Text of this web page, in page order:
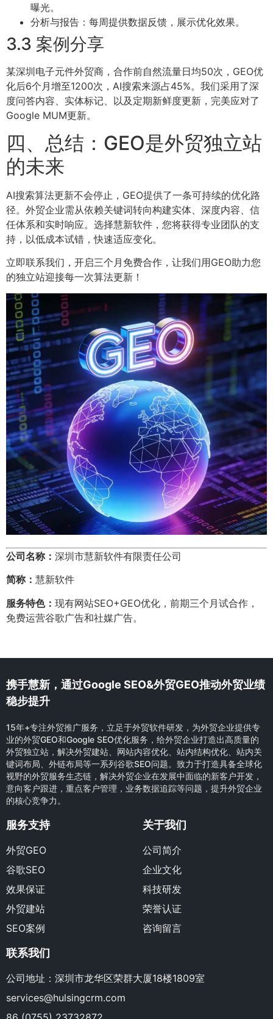
曝光。
分析与报告：每周提供数据反馈，展示优化效果。
3.3 案例分享
某深圳电子元件外贸商，合作前自然流量日均50次，GEO优
化后6个月增至1200次，AI搜索来源占45%。我们采用了深
度问答内容、实体标记、以及定期新鲜度更新，完美应对了
Google MUM更新。
四、总结：GEO是外贸独立站
的未来
AI搜索算法更新不会停止，GEO提供了一条可持续的优化路
径。外贸企业需从依赖关键词转向构建实体、深度内容、信
任体系和实时响应。选择慧新软件，您将获得专业团队的支
持，以低成本试错，快速适应变化。
立即联系我们，开启三个月免费合作，让我们用GEO助力您
的独立站迎接每一次算法更新！
公司名称： 深圳市慧新软件有限责任公司
简称： 慧新软件
服务特色： 现有网站SEO+GEO优化，前期三个月试合作，
免费运营谷歌广告和社媒广告。
携手慧新，通过Google SEO&外贸GEO推动外贸业绩
稳步提升
15年+专注外贸推广服务，立足于外贸软件研发，为外贸企业提供专
业的外贸GEO和Google SEO优化服务，给外贸企业打造出高质量的
外贸独立站，解决外贸建站、网站内容优化、站内结构优化、站内关
键词布局、外链布局等一系列谷歌SEO问题。致力于打造具备全球化
视野的外贸服务生态链，解决外贸企业在发展中面临的新客户开发，
意向客户跟进，重点客户管理，业务数据追踪等问题，提升外贸企业
的核心竞争力。
服务支持
外贸GEO
谷歌SEO
效果保证
外贸建站
SEO案例
关于我们
公司简介
企业文化
科技研发
荣誉认证
咨询留言
联系我们
公司地址：深圳市龙华区荣群大厦18楼1809室
services@hulsingcrm.com